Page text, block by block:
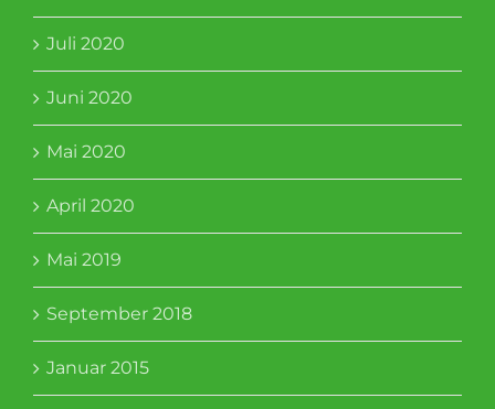
Juli 2020
Juni 2020
Mai 2020
April 2020
Mai 2019
September 2018
Januar 2015